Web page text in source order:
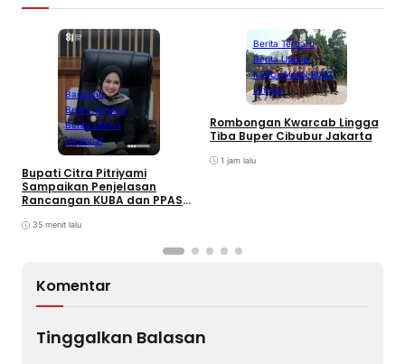
Bandung
Berita Terbaru
Berita Utama
Nasional
Bupati Citra Pitriyami
Sampaikan Penjelasan
Rancangan KUBA dan PPASP
35 menit lalu
Berita Terbaru
Berita Utama
KEPULAUAN RIAU
Lingga
Rombongan Kwarcab Lingga
Tiba Buper Cibubur Jakarta
1 jam lalu
Komentar
Tinggalkan Balasan